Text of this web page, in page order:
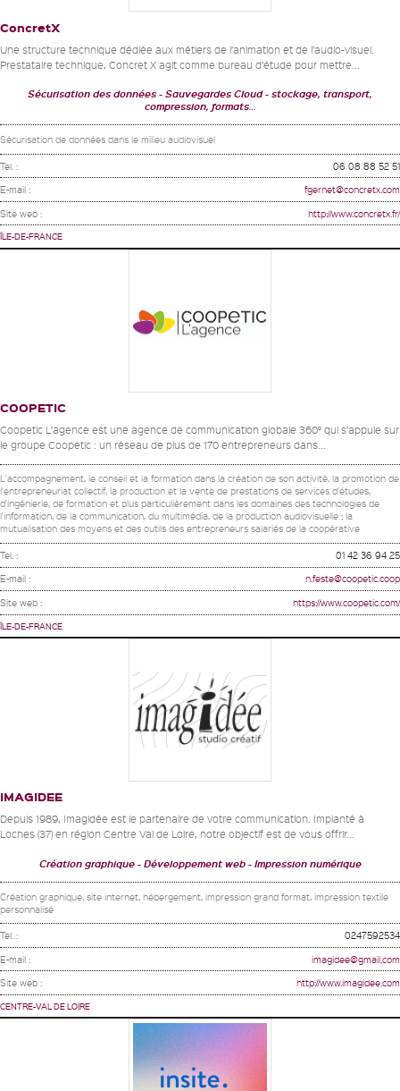
ConcretX
Une structure technique dédiée aux métiers de l’animation et de l’audio-visuel.
Prestataire technique, Concret X agit comme bureau d’étude pour mettre...
Sécurisation des données Sauvegardes Cloud
stockage, transport,
compression, formats…
Sécurisation de données dans le milieu audiovisuel
Tel. : 06 08 88 52 51
E-mail : fgernet@concretx.com
Site web : http://www.concretx.fr/
ÎLE-DE-FRANCE
COOPETIC
Coopetic L’agence est une agence de communication globale 360° qui s’appuie sur
le groupe Coopetic : un réseau de plus de 170 entrepreneurs dans...
L'accompagnement, le conseil et la formation dans la création de son activité, la promotion de
l'entrepreneuriat collectif, la production et la vente de prestations de services d'études,
d'ingénierie, de formation et plus particulièrement dans les domaines des technologies de
l'information, de la communication, du multimédia, de la production audiovisuelle ; la
mutualisation des moyens et des outils des entrepreneurs salariés de la coopérative
Tel. : 01 42 36 94 25
E-mail : n.feste@coopetic.coop
Site web : https://www.coopetic.com/
ÎLE-DE-FRANCE
IMAGIDEE
Depuis 1989, Imagidée est le partenaire de votre communication. Implanté à
Loches (37) en région Centre Val de Loire, notre objectif est de vous offrir...
Création graphique Développement web Impression numérique
Création graphique, site internet, hébergement, impression grand format, impression textile
personnalisé
Tel. : 0247592534
E-mail : imagidee@gmail.com
Site web : http://www.imagidee.com
CENTRE-VAL DE LOIRE